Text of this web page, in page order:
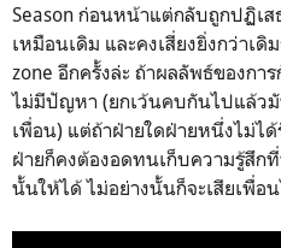
Season ก่อนหน้าแต่กลับถูกปฏิเ
เหมือนเดิม และคงเสี่ยงยิ่งกว่าเดิ
zone อีกครั้งล่ะ ถ้าผลลัพธ์ของกา
ไม่มีปัญหา (ยกเว้นคบกันไปแล้ว
เพื่อน) แต่ถ้าฝ่ายใดฝ่ายหนึ่งไม่ไ
ฝ่ายก็คงต้องอดทนเก็บความรู้สึก
นั้นให้ได้ ไม่อย่างนั้นก็จะเสียเพื่อ